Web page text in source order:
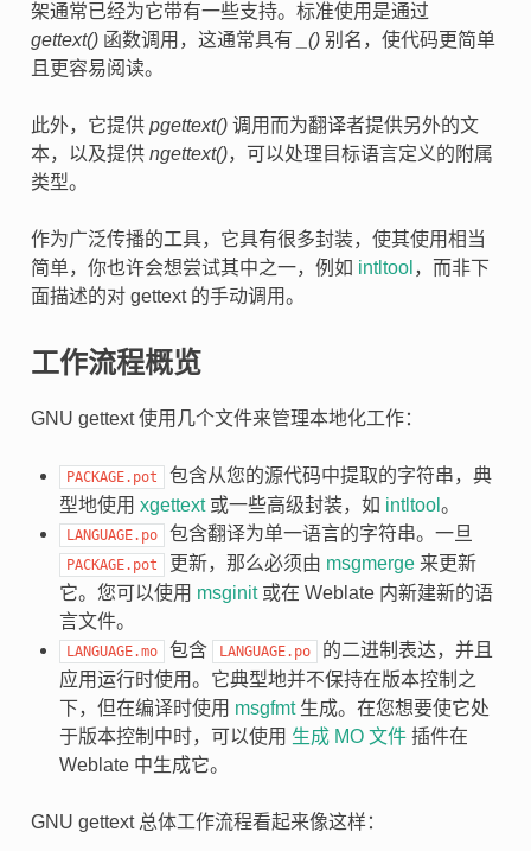
架通常已经为它带有一些支持。标准使用是通过
gettext()函数调用，这通常具有 _()别名，使代码更简单
且更容易阅读。
此外，它提供 pgettext()调用而为翻译者提供另外的文
本，以及提供 ngettext()，可以处理目标语言定义的附属
类型。
作为广泛传播的工具，它具有很多封装，使其使用相当
简单，你也许会想尝试其中之一，例如 intltool ，而非下
面描述的对 gettext 的手动调用。
工作流程概览
GNU gettext 使用几个文件来管理本地化工作：
PACKAGE.pot
包含从您的源代码中提取的字符串，典
型地使用 xgettext或一些高级封装，如 intltool 。
LANGUAGE.po 包含翻译为单一语言的字符串。一旦
PACKAGE.pot 更新，那么必须由 msgmerge来更新
它。您可以使用 msginit或在 Weblate 内新建新的语
言文件。
LANGUAGE.mo 包含 LANGUAGE.po
的二进制表达，并且
应用运行时使用。它典型地并不保持在版本控制之
下，但在编译时使用 msgfmt生成。在您想要使它处
于版本控制中时，可以使用 生成 MO 文件插件在
Weblate 中生成它。
GNU gettext 总体工作流程看起来像这样：